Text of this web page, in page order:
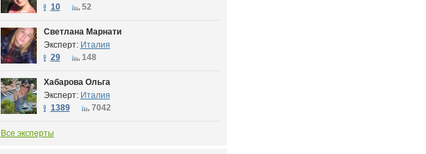
10
52
Светлана Марнати
Эксперт: Италия
29
148
Хабарова Ольга
Эксперт: Италия
1389
7042
Все эксперты